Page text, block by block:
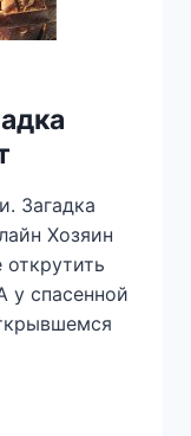
Загадка
Хозяин
у спасенной